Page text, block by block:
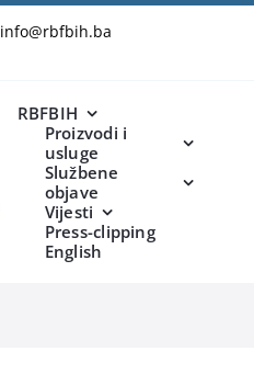
info@rbfbih.ba
RBFBIH
Proizvodi i
usluge
Službene
objave
Vijesti
Press-clipping
English